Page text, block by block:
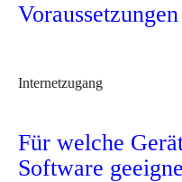
Voraussetzungen
Internetzugang
Für welche
Software